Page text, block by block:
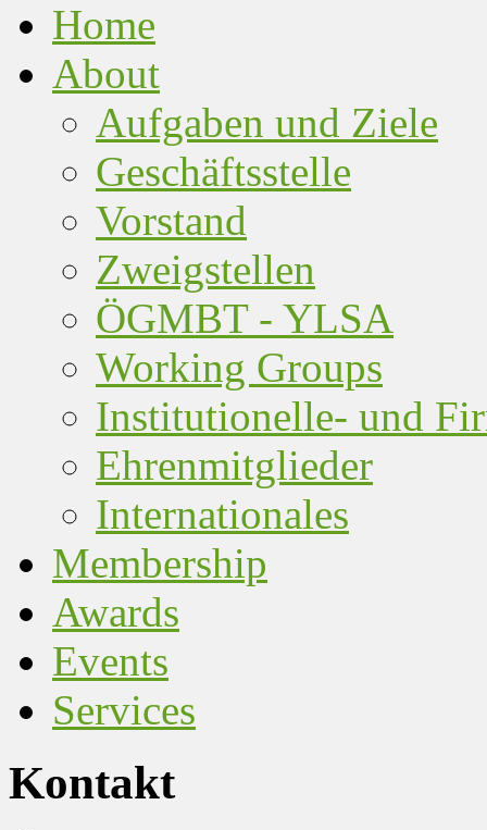
Home
About
Aufgaben und Ziele
Geschäftsstelle
Vorstand
Zweigstellen
ÖGMBT - YLSA
Working Groups
Institutionelle- und
Ehrenmitglieder
Internationales
Membership
Awards
Events
Services
Kontakt